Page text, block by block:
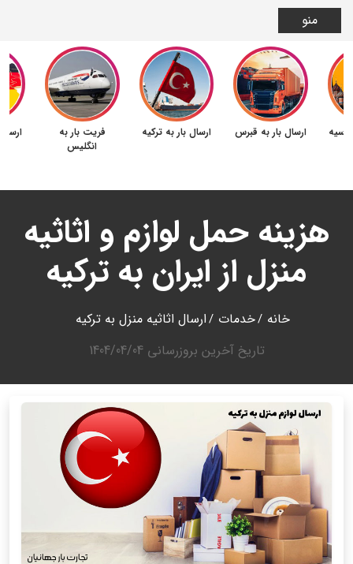
منو
فریت بار به
انگلیس
ارسال بار به ترکیه ارسال بار به قبرس
هزینه حمل لوازم و اثاثیه
منزل از ایران به ترکیه
خانه خدمات
ارسال اثاثیه منزل به ترکیه
تاریخ آخرین بروزرسانی 1404/04/04